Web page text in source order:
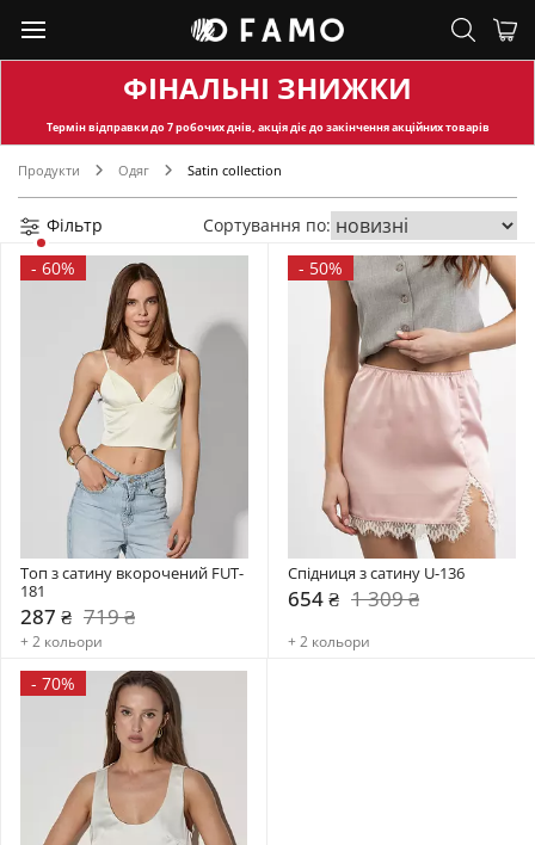
ФІНАЛЬНІ ЗНИЖКИ
Термін відправкидо 7 робочих днів, акція діє до закінчення акційних товарів
Продукти Одяг Satin collection
Фільтр
Сортування по:
- 60%
Топ з сатину вкорочений FUT-
181
287 ₴ 719 ₴
+ 2 кольори
- 50%
Спідниця з сатину U-136
654 ₴ 1 309 ₴
+ 2 кольори
- 70%